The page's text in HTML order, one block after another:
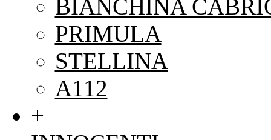
BIANCHINA
PRIMULA
STELLINA
A112
+